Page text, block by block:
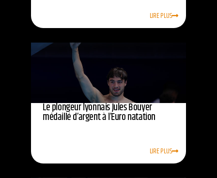
LIRE PLUS
Le plongeur lyonnais Jules Bouyer
médaillé d’argent à l’Euro natation
LIRE PLUS